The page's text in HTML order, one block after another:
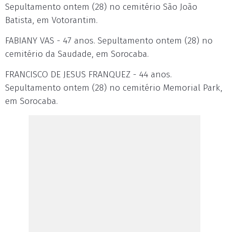
Sepultamento ontem (28) no cemitério São João
Batista, em Votorantim.
FABIANY VAS - 47 anos. Sepultamento ontem (28) no
cemitério da Saudade, em Sorocaba.
FRANCISCO DE JESUS FRANQUEZ - 44 anos.
Sepultamento ontem (28) no cemitério Memorial Park,
em Sorocaba.